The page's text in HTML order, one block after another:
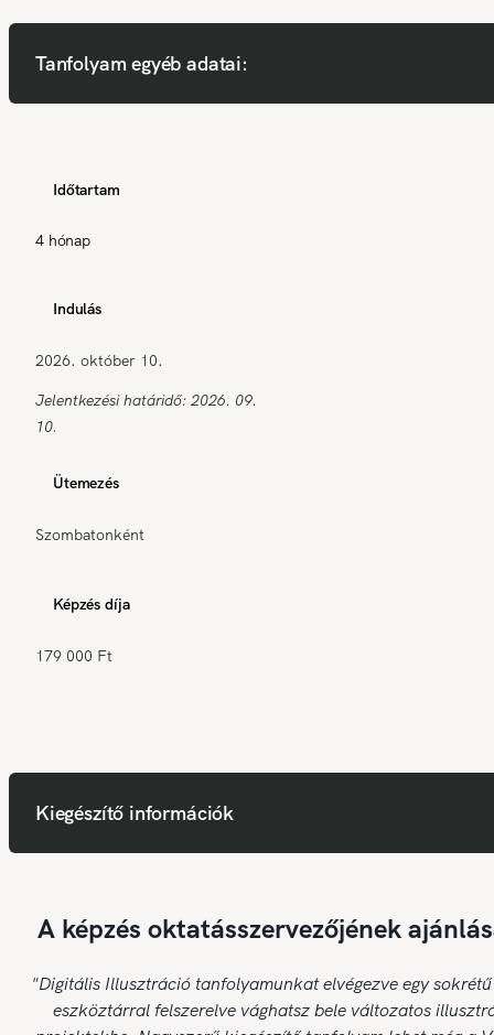
Tanfolyam egyéb adatai:
Időtartam
4 hónap
Indulás
2026. október 10.
Jelentkezési határidő: 2026. 09.
10.
Ütemezés
Szombatonként
Képzés díja
179 000 Ft
Kiegészítő információk
A képzés oktatásszervezőjének
"Digitális Illusztráció tanfolyamunkat elvégezve egy
eszköztárral felszerelve vághatsz bele változatos